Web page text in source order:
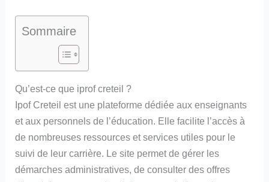
Sommaire
Qu’est-ce que iprof creteil ?
Ipof Creteil est une plateforme dédiée aux enseignants
et aux personnels de l’éducation. Elle facilite l’accès à
de nombreuses ressources et services utiles pour le
suivi de leur carrière. Le site permet de gérer les
démarches administratives, de consulter des offres